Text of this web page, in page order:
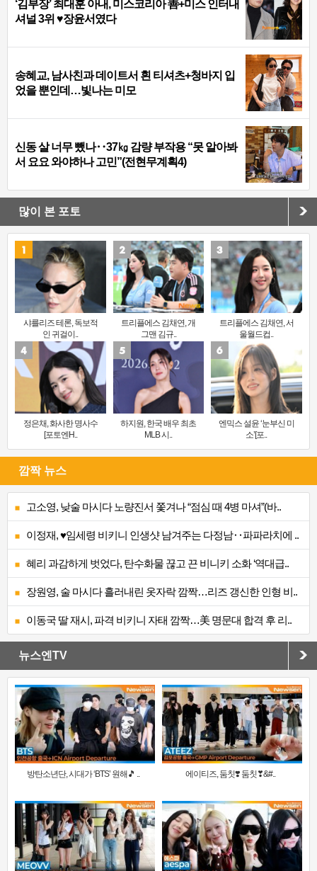
‘김부장’ 최대훈 아내, 미스코리아 善+미스 인터내
셔널 3위 ♥장윤서였다
송혜교, 남사친과 데이트서 흰 티셔츠+청바지 입
었을 뿐인데…빛나는 미모
신동 살 너무 뺐나‥37㎏ 감량 부작용 “못 알아봐
서 요요 와야하나 고민”(전현무계획4)
많이 본 포토
샤를리즈 테론, 독보적
인 귀걸이..
트리플에스 김채연, 개
그맨 김규..
트리플에스 김채연, 서
울월드컵..
정은채, 화사한 명사수
[포토엔H..
하지원, 한국 배우 최초
MLB 시..
엔믹스 설윤 ‘눈부신 미
소’[포..
깜짝 뉴스
고소영, 낮술 마시다 노량진서 쫓겨나 “점심 때 4병 마셔”(바..
이정재, ♥임세령 비키니 인생샷 남겨주는 다정남‥파파라치에 ..
혜리 과감하게 벗었다, 탄수화물 끊고 끈 비니키 소화 ‘역대급..
장원영, 술 마시다 흘러내린 옷자락 깜짝…리즈 갱신한 인형 비..
이동국 딸 재시, 파격 비키니 자태 깜짝…美 명문대 합격 후 리..
뉴스엔TV
방탄소년단, 시대가 ‘BTS’ 원해🎵 .. 에이티즈, 둠칫❣️ 둠칫❣&#..